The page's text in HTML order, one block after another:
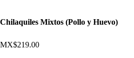
Chilaquiles Mixtos (Pollo y Huevo)
MX$219.00